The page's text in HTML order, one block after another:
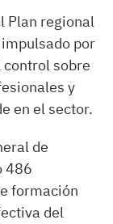
Plan regional
por
sobre
y
en el sector.
de
486
formación
del